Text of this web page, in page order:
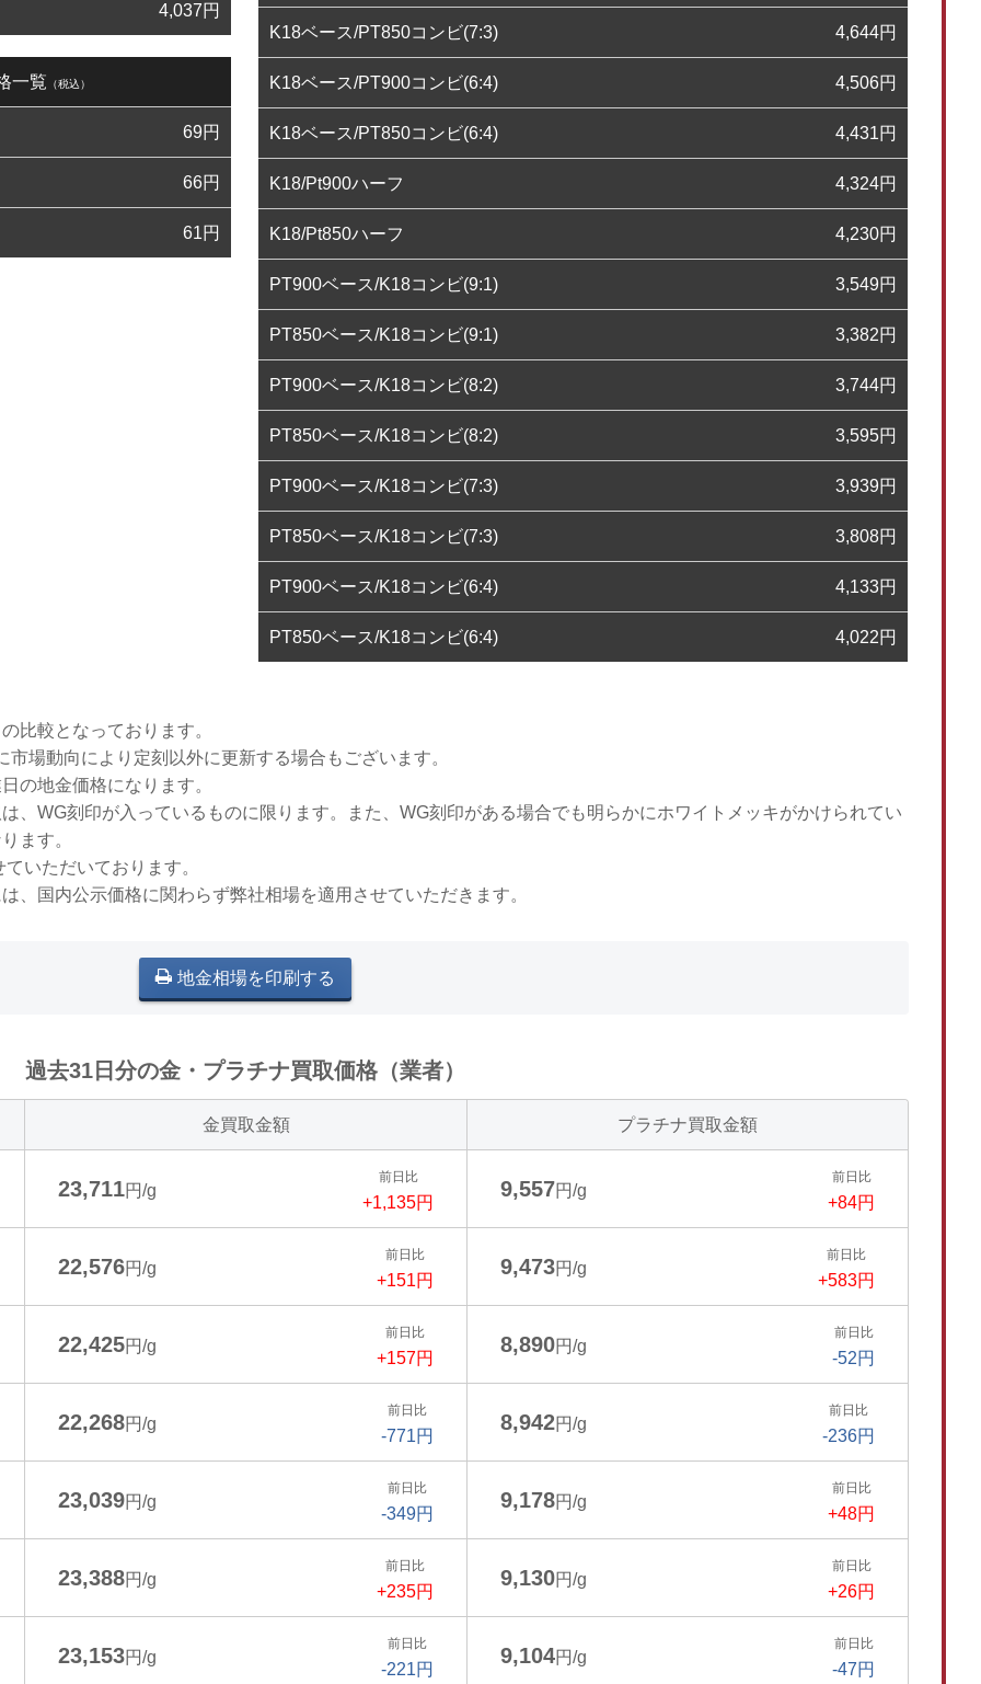
4,037円
一覧 （税込）
69円
66円
61円
K18ベース/PT850コンビ(7:3) 4,644円
K18ベース/PT900コンビ(6:4) 4,506円
K18ベース/PT850コンビ(6:4) 4,431円
K18/Pt900ハーフ 4,324円
K18/Pt850ハーフ 4,230円
PT900ベース/K18コンビ(9:1) 3,549円
PT850ベース/K18コンビ(9:1) 3,382円
PT900ベース/K18コンビ(8:2) 3,744円
PT850ベース/K18コンビ(8:2) 3,595円
PT900ベース/K18コンビ(7:3) 3,939円
PT850ベース/K18コンビ(7:3) 3,808円
PT900ベース/K18コンビ(6:4) 4,133円
PT850ベース/K18コンビ(6:4) 4,022円
比較となっております。
場動向により定刻以外に更新する場合もございます。
の地金価格になります。
、WG刻印が入っているものに限ります。また、WG刻印がある場合でも明らかにホワイトメッキがかけられてい
ます。
いただいております。
、国内公示価格に関わらず弊社相場を適用させていただきます。
地金相場を印刷する
過去31日分の金・プラチナ買取価格（業者）
金買取金額 プラチナ買取金額
23,711円/g
前日比
+1,135円
9,557円/g
前日比
+84円
22,576円/g
前日比
+151円
9,473円/g
前日比
+583円
22,425円/g
前日比
+157円
8,890円/g
前日比
-52円
22,268円/g
前日比
-771円
8,942円/g
前日比
-236円
23,039円/g
前日比
-349円
9,178円/g
前日比
+48円
23,388円/g
前日比
+235円
9,130円/g
前日比
+26円
23,153円/g
前日比
-221円
9,104円/g
前日比
-47円